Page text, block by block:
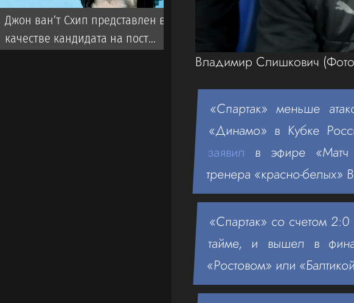
Владимир Слишкович
«Спартак» меньше
«Динамо» в Кубке
заявил в эфире «Матч
тренера «красно-
«Спартак» со счетом
тайме, и вышел в
«Ростовом» или
Джон ван’т Схип представлен в
качестве кандидата на пост